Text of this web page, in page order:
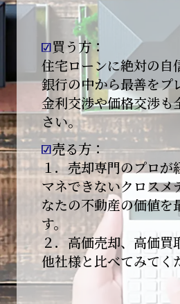
う、何卒よろしくお願い申し
2026-01-09
【新年あけましておめでとう
本日より始業いたしました。
昨年は多くのご縁とご支援を
感謝申し上げます。
本年も地域に根ざし、誠実な
参ります。
引き続きどうぞよろしくお願
2025-12-20
【年末年始休業のお知らせ】
平素は格別のご愛顧を賜り、
買う方：
住宅ローンに絶対の自
銀行の中から最善をプ
金利交渉や価格交渉も
さい。
売る方：
１．売却専門のプロが
マネできないクロスメ
なたの不動産の価値を
す。
２．高価売却、高価買
他社様と比べてみてく